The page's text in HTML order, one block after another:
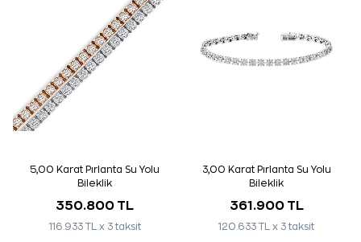
5,00 Karat Pırlanta Su Yolu
Bileklik
350.800 TL
116.933 TL x 3 taksit
3,00 Karat Pırlanta Su Yolu
Bileklik
361.900 TL
120.633 TL x 3 taksit